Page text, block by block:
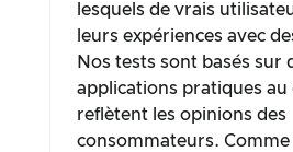
lesquels de vrais
leurs expériences avec
Nos tests sont basés sur
applications pratiques au
reflètent les opinions des
consommateurs.